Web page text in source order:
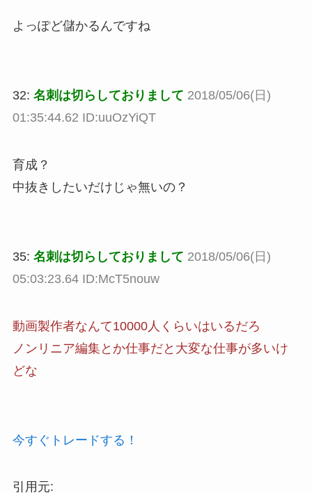
よっぽど儲かるんですね
32: 名刺は切らしておりまして 2018/05/06(日)
01:35:44.62 ID:uuOzYiQT
育成？
中抜きしたいだけじゃ無いの？
35: 名刺は切らしておりまして 2018/05/06(日)
05:03:23.64 ID:McT5nouw
動画製作者なんて10000人くらいはいるだろ
ノンリニア編集とか仕事だと大変な仕事が多いけ
どな
今すぐトレードする！
引用元: